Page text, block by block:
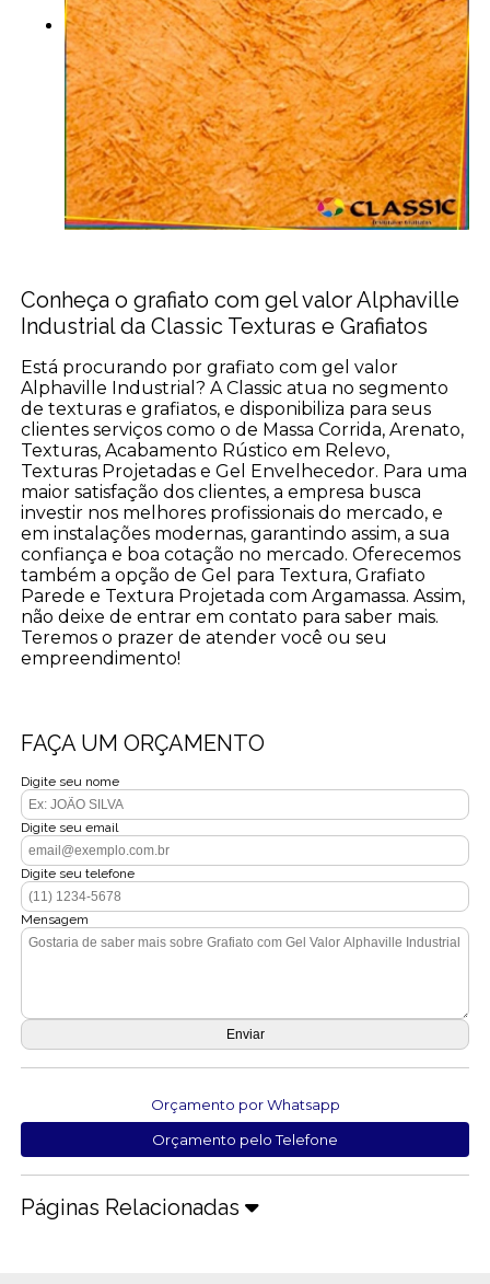
Conheça o grafiato com gel valor Alphaville
Industrial da Classic Texturas e Grafiatos
Está procurando por grafiato com gel valor
Alphaville Industrial? A Classic atua no segmento
de texturas e grafiatos, e disponibiliza para seus
clientes serviços como o de Massa Corrida, Arenato,
Texturas, Acabamento Rústico em Relevo,
Texturas Projetadas e Gel Envelhecedor. Para uma
maior satisfação dos clientes, a empresa busca
investir nos melhores profissionais do mercado, e
em instalações modernas, garantindo assim, a sua
confiança e boa cotação no mercado. Oferecemos
também a opção de Gel para Textura, Grafiato
Parede e Textura Projetada com Argamassa. Assim,
não deixe de entrar em contato para saber mais.
Teremos o prazer de atender você ou seu
empreendimento!
FAÇA UM ORÇAMENTO
Digite seu nome
Digite seu email
Digite seu telefone
Mensagem
Orçamento por Whatsapp
Orçamento pelo Telefone
Páginas Relacionadas